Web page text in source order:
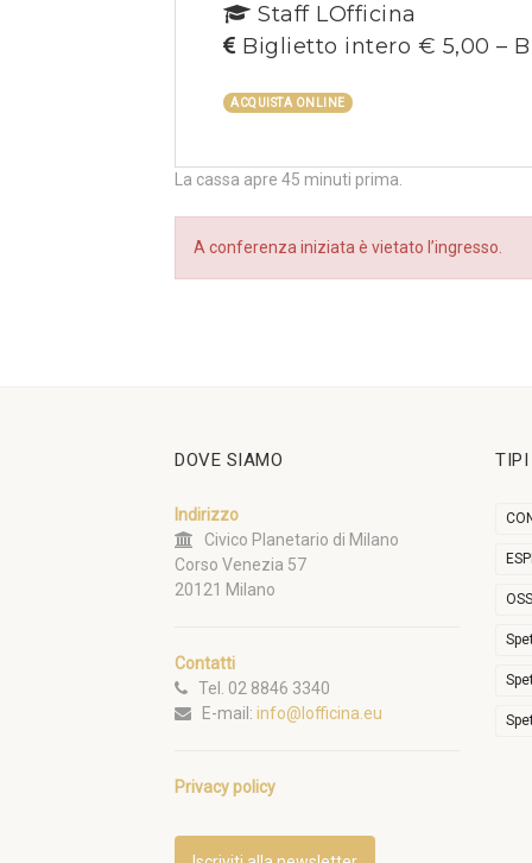
Staff LOfficina
Biglietto intero € 5,00 –
ACQUISTA ONLINE
La cassa apre 45 minuti prima.
A conferenza iniziata è vietato l’ingresso.
DOVE SIAMO
Indirizzo
Civico Planetario di Milano
Corso Venezia 57
20121 Milano
Contatti
Tel. 02 8846 3340
E-mail: info@lofficina.eu
Privacy policy
TIPI